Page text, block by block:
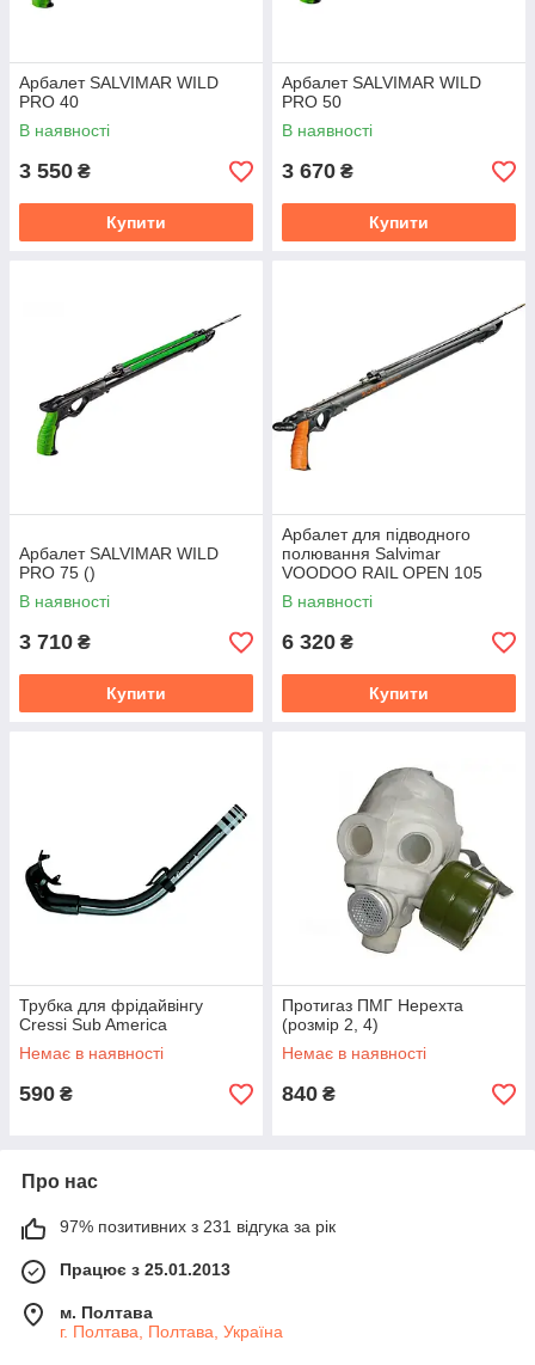
Арбалет SALVIMAR WILD
PRO 40
В наявності
3 550 ₴
Купити
Арбалет SALVIMAR WILD
PRO 50
В наявності
3 670 ₴
Купити
Арбалет SALVIMAR WILD
PRO 75 ()
В наявності
3 710 ₴
Купити
Арбалет для підводного
полювання Salvimar
VOODOO RAIL OPEN 105
В наявності
6 320 ₴
Купити
Трубка для фрідайвінгу
Cressi Sub America
Немає в наявності
590 ₴
Протигаз ПМГ Нерехта
(розмір 2, 4)
Немає в наявності
840 ₴
Про нас
97% позитивних з 231 відгука за рік
Працює з 25.01.2013
м. Полтава
г. Полтава, Полтава, Україна